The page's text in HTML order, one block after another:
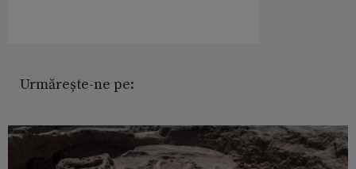
Urmărește-ne pe: